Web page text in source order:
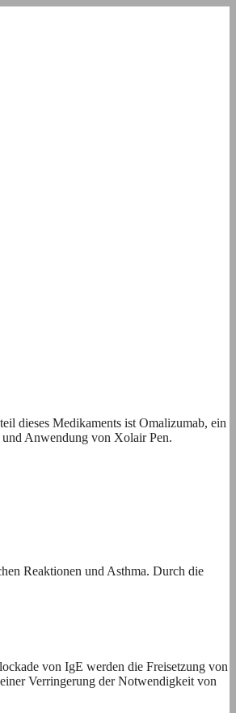
dieses Medikaments ist Omalizumab, ein
Anwendung von Xolair Pen.
Reaktionen und Asthma. Durch die
von IgE werden die Freisetzung von
Verringerung der Notwendigkeit von